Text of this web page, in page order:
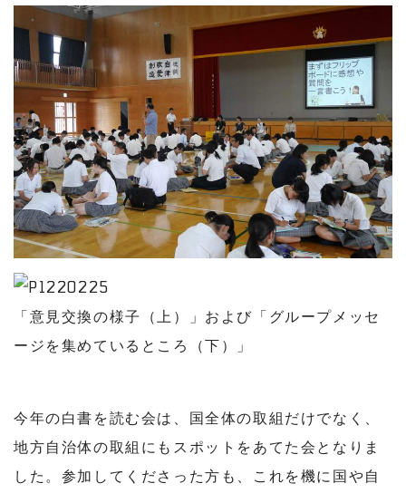
「意見交換の様子（上）」および「グループメッセ
ージを集めているところ（下）」
今年の白書を読む会は、国全体の取組だけでなく、
地方自治体の取組にもスポットをあてた会となりま
した。参加してくださった方も、これを機に国や自